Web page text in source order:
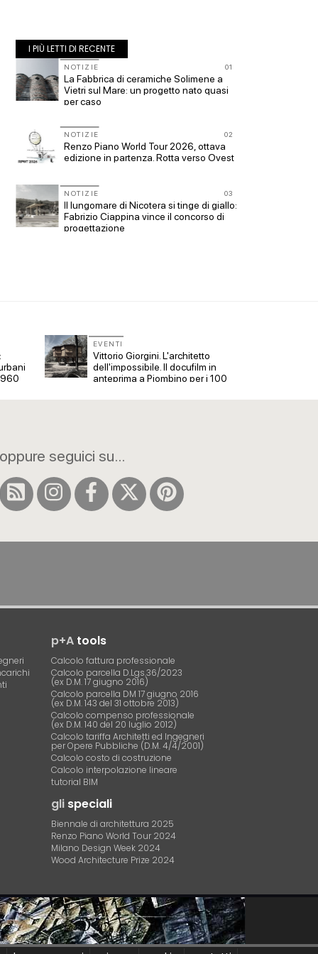
I PIÙ LETTI DI RECENTE
01
NOTIZIE
La Fabbrica di ceramiche Solimene a
Vietri sul Mare: un progetto nato quasi
per caso
02
NOTIZIE
Renzo Piano World Tour 2026, ottava
edizione in partenza. Rotta verso Ovest
03
NOTIZIE
Il lungomare di Nicotera si tinge di giallo:
Fabrizio Ciappina vince il concorso di
progettazione
EVENTI
Vittorio Giorgini. L'architetto
dell'impossibile. Il docufilm in
anteprima a Piombino per i 100
oppure seguici su...
p+A tools
Calcolo fattura professionale
Calcolo parcella D.Lgs.36/2023
(ex D.M. 17 giugno 2016)
Calcolo parcella DM 17 giugno 2016
(ex D.M. 143 del 31 ottobre 2013)
Calcolo compenso professionale
(ex D.M. 140 del 20 luglio 2012)
Calcolo tariffa Architetti ed Ingegneri
per Opere Pubbliche (D.M. 4/4/2001)
Calcolo costo di costruzione
Calcolo interpolazione lineare
tutorial BIM
gli speciali
Biennale di architettura 2025
Renzo Piano World Tour 2024
Milano Design Week 2024
Wood Architecture Prize 2024